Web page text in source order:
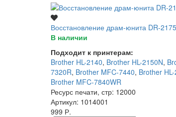
Восстановление драм-юнита DR-2175
В наличии
Подходит к принтерам:
Brother HL-2140, Brother HL-2150N,
7320R, Brother MFC-7440, Brother
Brother MFC-7840WR
Ресурс печати, стр: 12000
Артикул: 1014001
999 Р.